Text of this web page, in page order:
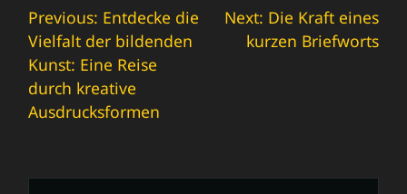
Beitrags-
Navigation
Previous: Entdecke die
Vielfalt der bildenden
Kunst: Eine Reise
durch kreative
Ausdrucksformen
Next: Die Kraft eines
kurzen Briefworts